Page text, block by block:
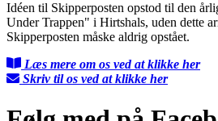
Idéen til Skipperposten opstod til den
Under Trappen" i Hirtshals, uden dette
Skipperposten måske aldrig opstået.
Læs mere om os ved at klikke her
Skriv til os ved at klikke her